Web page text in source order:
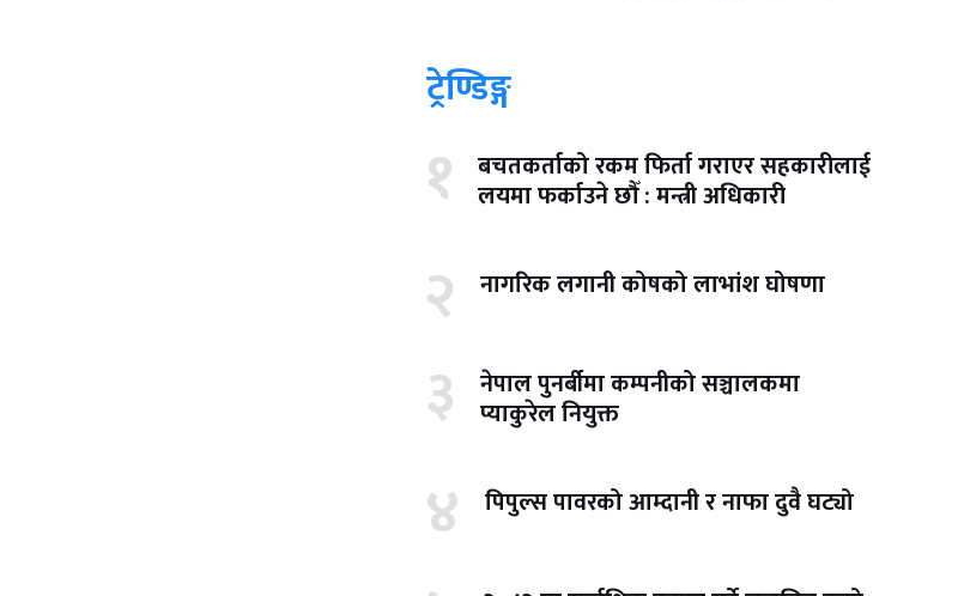
ट्रेण्डिङ्ग
१ बचतकर्ताको रकम फिर्ता गराएर सहकारीलाई
लयमा फर्काउने छौँ : मन्त्री अधिकारी
२ नागरिक लगानी कोषको लाभांश घोषणा
३ नेपाल पुनर्बीमा कम्पनीको सञ्चालकमा
प्याकुरेल नियुक्त
४ पिपुल्स पावरको आम्दानी र नाफा दुवै घट्यो